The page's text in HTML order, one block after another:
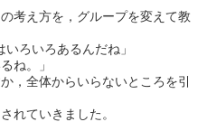
考え方を，グループを変えて教
いろいろあるんだね」
ね。」
，全体からいらないところを引
れていきました。